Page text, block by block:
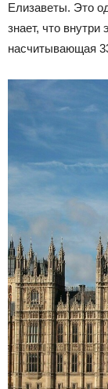
Елизаветы. Это
знает, что
насчитывающая